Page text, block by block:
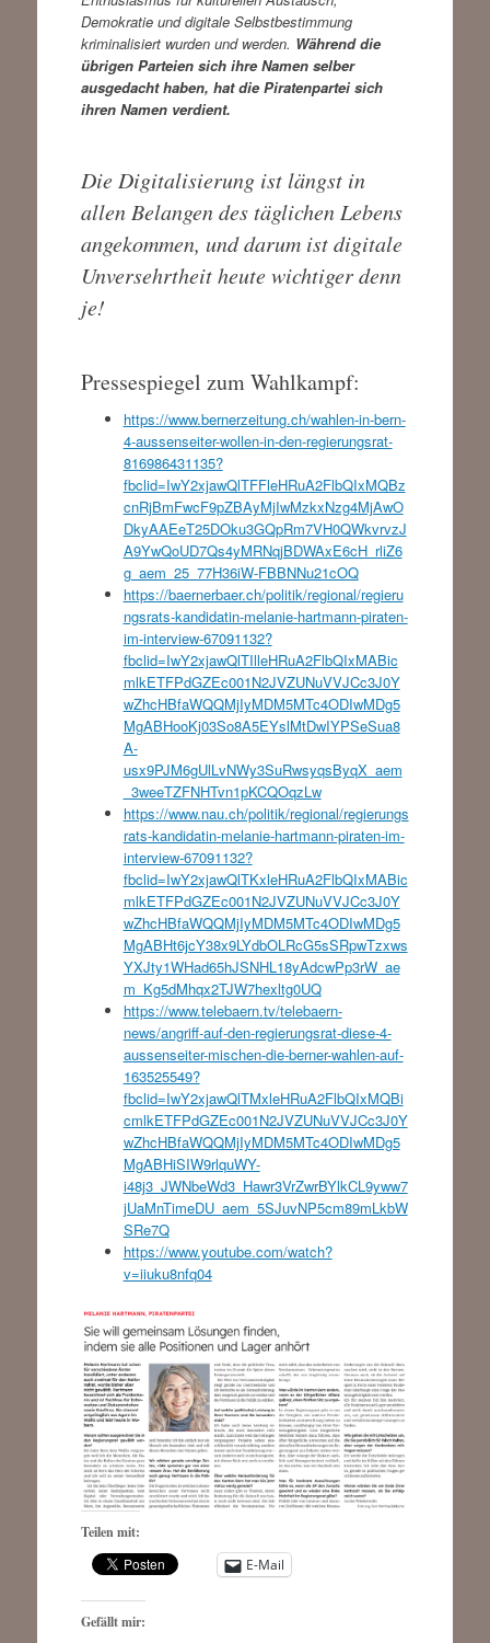
Demokratie und digitale Selbstbestimmung
kriminalisiert wurden und werden. Während die
übrigen Parteien sich ihre Namen selber
ausgedacht haben, hat die Piratenpartei sich
ihren Namen verdient.
Die Digitalisierung ist längst in
allen Belangen des täglichen Lebens
angekommen, und darum ist digitale
Unversehrtheit heute wichtiger denn
je!
Pressespiegel zum Wahlkampf:
https://www.bernerzeitung.ch/wahlen-in-bern-
4-aussenseiter-wollen-in-den-regierungsrat-
816986431135?
fbclid=IwY2xjawQlTFFleHRuA2FlbQIxMQBz
cnRjBmFwcF9pZBAyMjIwMzkxNzg4MjAwO
DkyAAEeT25DOku3GQpRm7VH0QWkvrvzJ
A9YwQoUD7Qs4yMRNqjBDWAxE6cH_rliZ6
g_aem_25_77H36iW-FBBNNu21cOQ
https://baernerbaer.ch/politik/regional/regieru
ngsrats-kandidatin-melanie-hartmann-piraten-
im-interview-67091132?
fbclid=IwY2xjawQlTIlleHRuA2FlbQIxMABic
mlkETFPdGZEc001N2JVZUNuVVJCc3J0Y
wZhcHBfaWQQMjIyMDM5MTc4ODIwMDg5
MgABHooKj03So8A5EYslMtDwIYPSeSua8
A-
usx9PJM6gUlLvNWy3SuRwsyqsByqX_aem
_3weeTZFNHTvn1pKCQOqzLw
https://www.nau.ch/politik/regional/regierungs
rats-kandidatin-melanie-hartmann-piraten-im-
interview-67091132?
fbclid=IwY2xjawQlTKxleHRuA2FlbQIxMABic
mlkETFPdGZEc001N2JVZUNuVVJCc3J0Y
wZhcHBfaWQQMjIyMDM5MTc4ODIwMDg5
MgABHt6jcY38x9LYdbOLRcG5sSRpwTzxws
YXJty1WHad65hJSNHL18yAdcwPp3rW_ae
m_Kg5dMhqx2TJW7hexltg0UQ
https://www.telebaern.tv/telebaern-
news/angriff-auf-den-regierungsrat-diese-4-
aussenseiter-mischen-die-berner-wahlen-auf-
163525549?
fbclid=IwY2xjawQlTMxleHRuA2FlbQIxMQBi
cmlkETFPdGZEc001N2JVZUNuVVJCc3J0Y
wZhcHBfaWQQMjIyMDM5MTc4ODIwMDg5
MgABHiSIW9rlquWY-
i48j3_JWNbeWd3_Hawr3VrZwrBYlkCL9yww7
jUaMnTimeDU_aem_5SJuvNP5cm89mLkbW
SRe7Q
https://www.youtube.com/watch?
v=iiuku8nfq04
Teilen mit:
E-Mail
Gefällt mir: